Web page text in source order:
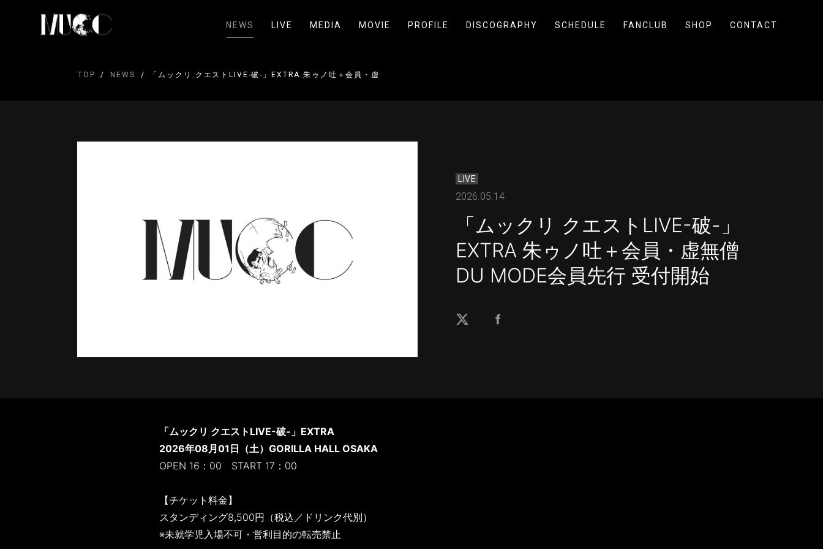
NEWS LIVE MEDIA MOVIE PROFILE DISCOGRAPHY SCHEDULE FANCLUB SHOP CONTACT
TOP NEWS 「ムックリ クエストLIVE-破-」EXTRA 朱ゥノ吐＋会員・虚無僧 DU MODE会員先行 受付開始
LIVE
2026.05.14
「ムックリ クエストLIVE-破-」
EXTRA 朱ゥノ吐＋会員・虚無僧
DU MODE会員先行 受付開始
「ムックリ クエストLIVE-破-」EXTRA
2026年08月01日（土）GORILLA HALL OSAKA
OPEN 16：00 START 17：00
【チケット料金】
スタンディング8,500円（税込／ドリンク代別）
※未就学児入場不可・営利目的の転売禁止